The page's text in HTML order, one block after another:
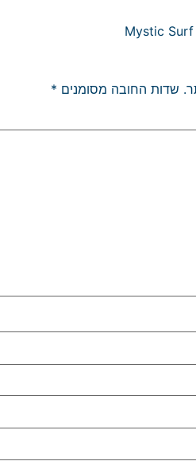
שדות החובה מסומנים *